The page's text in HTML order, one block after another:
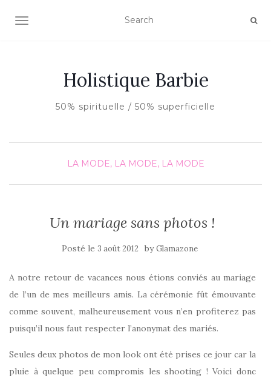
AFFICHER/MASQUER LA NAVIGATION
Holistique Barbie
50% spirituelle / 50% superficielle
LA MODE, LA MODE, LA MODE
Un mariage sans photos !
Posté le 3 août 2012 byGlamazone
A notre retour de vacances nous étions conviés au mariage
de l’un de mes meilleurs amis. La cérémonie fût émouvante
comme souvent, malheureusement vous n’en profiterez pas
puisqu’il nous faut respecter l’anonymat des mariés.
Seules deux photos de mon look ont été prises ce jour car la
pluie à quelque peu compromis les shooting ! Voici donc